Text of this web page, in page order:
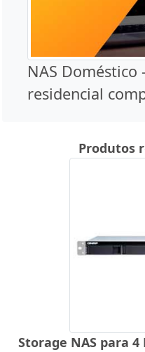
NAS Doméstico
residencial
Produtos
Storage NAS para 4